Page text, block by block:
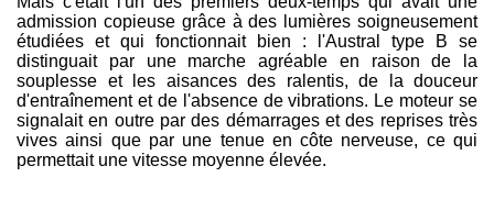
admission copieuse grâce à des lumières soigneusement
étudiées et qui fonctionnait bien : l'Austral type B se
distinguait par une marche agréable en raison de la
souplesse et les aisances des ralentis, de la douceur
d'entraînement et de l'absence de vibrations. Le moteur se
signalait en outre par des démarrages et des reprises très
vives ainsi que par une tenue en côte nerveuse, ce qui
permettait une vitesse moyenne élevée.